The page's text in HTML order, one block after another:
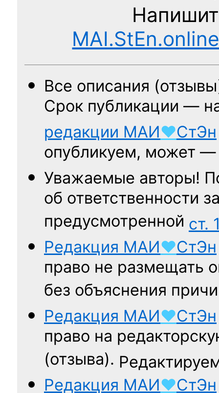
Все описания
Срок публикации —
редакции МАИ♥СтЭн
опубликуем, может
Уважаемые авторы!
об ответственности
предусмотренной ст.
Редакция МАИ♥СтЭн
право не размещать
без объяснения
Редакция МАИ♥СтЭн
право на
(отзыва).
Редакция МАИ♥СтЭн